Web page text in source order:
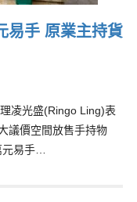
易手 原業主持貨
凌光盛(Ringo Ling)表
議價空間放售手持物
易手…